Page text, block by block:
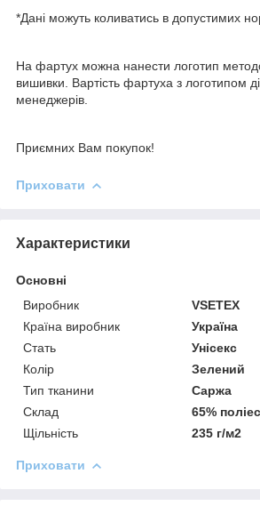
*Дані можуть коливатись в допустимих
На фартух можна нанести логотип
вишивки. Вартість фартуха з логотипом
менеджерів.
Приємних Вам покупок!
Приховати
Характеристики
Основні
Виробник
VSETEX
Країна виробник
Україна
Стать
Унісекс
Колір
Зелений
Тип тканини
Саржа
Склад
65%
Щільність
235 г/м2
Приховати